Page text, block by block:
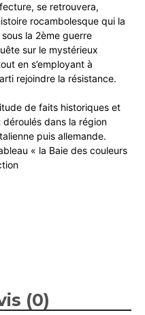
se retrouvera,
rocambolesque qui la
la 2ème guerre
sur le mystérieux
en s’employant à
rejoindre la résistance.
de faits historiques et
dans la région
puis allemande.
« la Baie des couleurs
(0)